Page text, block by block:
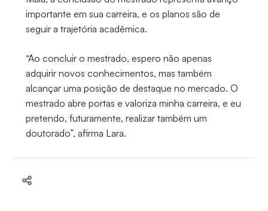
importante em sua carreira, e os planos são de
seguir a trajetória acadêmica.
“Ao concluir o mestrado, espero não apenas
adquirir novos conhecimentos, mas também
alcançar uma posição de destaque no mercado. O
mestrado abre portas e valoriza minha carreira, e eu
pretendo, futuramente, realizar também um
doutorado”, afirma Lara.